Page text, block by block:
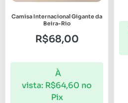
Camisa Internacional Gigante da
Beira-Rio
R$68,00
À
vista: R$64,60 no
Pix